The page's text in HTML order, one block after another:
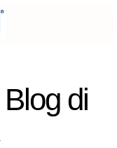
Blog di